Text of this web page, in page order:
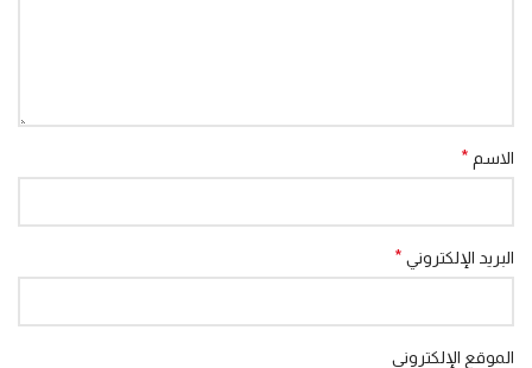
الاسم *
البريد الإلكتروني *
الموقع الإلكتروني